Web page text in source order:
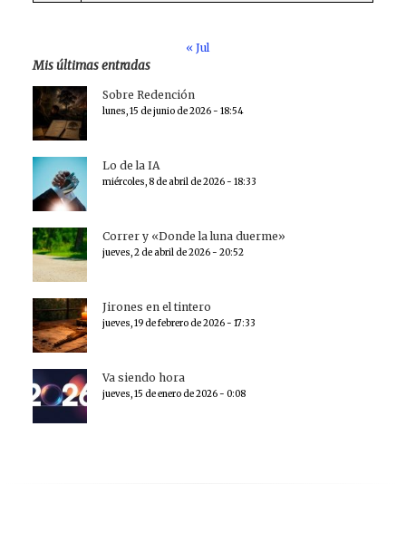
« Jul
Mis últimas entradas
Sobre Redención
lunes, 15 de junio de 2026 - 18:54
Lo de la IA
miércoles, 8 de abril de 2026 - 18:33
Correr y «Donde la luna duerme»
jueves, 2 de abril de 2026 - 20:52
Jirones en el tintero
jueves, 19 de febrero de 2026 - 17:33
Va siendo hora
jueves, 15 de enero de 2026 - 0:08